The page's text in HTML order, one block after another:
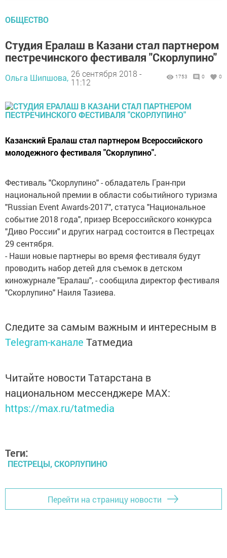
ОБЩЕСТВО
Студия Ералаш в Казани стал партнером
пестречинского фестиваля "Скорлупино"
Ольга Шипшова, 26 сентября 2018 -
11:12
1753 0 0
Казанский Ералаш стал партнером Всероссийского
молодежного фестиваля "Скорлупино".
Фестиваль "Скорлупино" - обладатель Гран-при
национальной премии в области событийного туризма
"Russian Event Awards-2017", статуса "Национальное
событие 2018 года", призер Всероссийского конкурса
"Диво России" и других наград состоится в Пестрецах
29 сентября.
- Наши новые партнеры во время фестиваля будут
проводить набор детей для съемок в детском
киножурнале "Ералаш", - сообщила директор фестиваля
"Скорлупино" Наиля Тазиева.
Следите за самым важным и интересным в
Telegram-канале Татмедиа
Читайте новости Татарстана в
национальном мессенджере MАХ:
https://max.ru/tatmedia
Теги:
ПЕСТРЕЦЫ, СКОРЛУПИНО
Перейти на страницу новости